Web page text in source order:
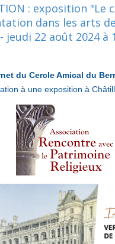
: exposition "Le
dans les arts
- jeudi 22 août 2024 à
du Cercle Amical du
à une exposition à